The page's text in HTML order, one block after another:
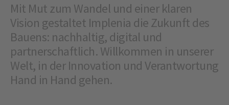
Mit Mut zum Wandel und einer klaren
Vision gestaltet Implenia die Zukunft des
Bauens: nachhaltig, digital und
partnerschaftlich. Willkommen in unserer
Welt, in der Innovation und Verantwortung
Hand in Hand gehen.